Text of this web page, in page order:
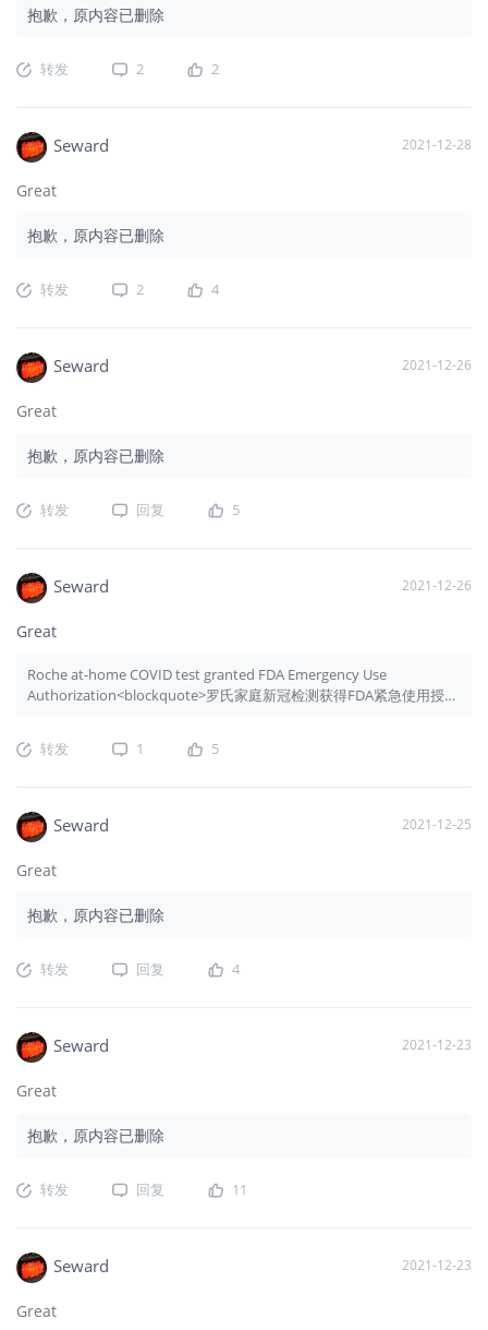
抱歉，原内容已删除
转发 2 2
Seward 2021-12-28
Great
抱歉，原内容已删除
转发 2 4
Seward 2021-12-26
Great
抱歉，原内容已删除
转发 回复 5
Seward 2021-12-26
Great
Roche at-home COVID test granted FDA Emergency Use
Authorization<blockquote>罗氏家庭新冠检测获得FDA紧急使用授权
转发
1 5
Seward 2021-12-25
Great
抱歉，原内容已删除
转发 回复 4
Seward 2021-12-23
Great
抱歉，原内容已删除
转发 回复 11
Seward 2021-12-23
Great